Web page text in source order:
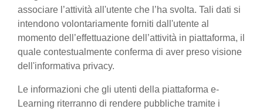
associare l’attività all'utente che l’ha svolta. Tali dati si
intendono volontariamente forniti dall'utente al
momento dell’effettuazione dell’attività in piattaforma, il
quale contestualmente conferma di aver preso visione
dell'informativa privacy.
Le informazioni che gli utenti della piattaforma e-
Learning riterranno di rendere pubbliche tramite i